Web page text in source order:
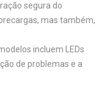
segura do
mas também,
incluem LEDs
de problemas e a